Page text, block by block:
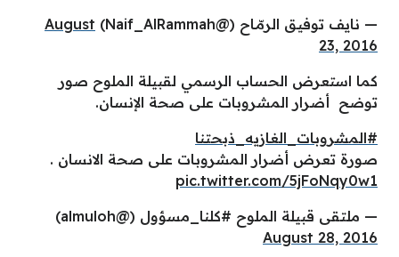
— نايف توفيـق الرمّـاح (@Naif_AlRammah)
August
23, 2016
كما استعرض الحساب الرسمي لقبيلة الملوح صور
توضح أضرار المشروبات على صحة الإنسان.
#المشروبات_الغازيه_ذبحتنا
صورة تعرض أضرار المشروبات على صحة الانسان .
pic.twitter.com/5jFoNqy0w1
— ملتقى قبيلة الملوح #كلنا_مسؤول (@almuloh)
August 28, 2016